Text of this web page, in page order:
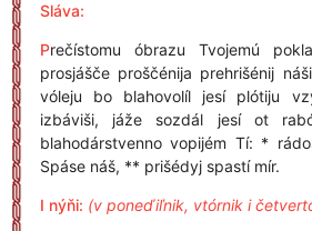
Sláva:
Prečístomu óbrazu Tvojemú
prosjášče proščénija prehrišénij
vóleju bo blahovolíl jesí plótiju
izbáviši, jáže sozdál jesí ot
blahodárstvenno vopijém Tí: *
Spáse náš, ** prišédyj spastí mír.
I nýňi: (v poneďiľnik, vtórnik i